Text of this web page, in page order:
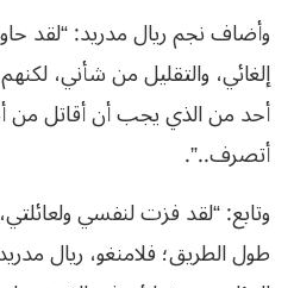
وأضاف نجم ريال مدريد: “لقد
إلغائي، والتقليل من شأني،
أحد من الذي يجب أن أقاتل
أتصرف..”.
وتابع: “لقد فزت لنفسي
طول الطريق؛ فلامنغو، ريال